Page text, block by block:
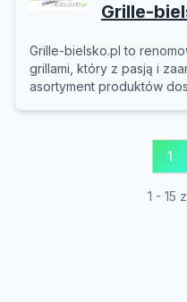
Grille-
Grille-bielsko.pl to
grillami, który z pasją i
asortyment produktów
1
1 - 15